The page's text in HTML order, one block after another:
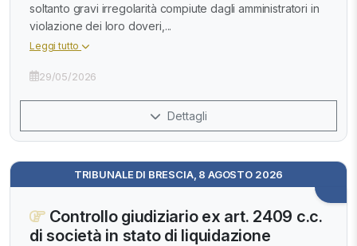
soltanto gravi irregolarità compiute dagli amministratori in
violazione dei loro doveri,...
Leggi tutto
29/05/2026
Dettagli
TRIBUNALE DI BRESCIA, 8 AGOSTO 2026
Controllo giudiziario ex art. 2409 c.c.
di società in stato di liquidazione